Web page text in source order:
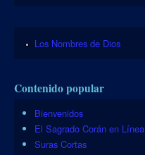
Los Nombres de Dios
Contenido popular
Bienvenidos
El Sagrado Corán en Línea
Suras Cortas